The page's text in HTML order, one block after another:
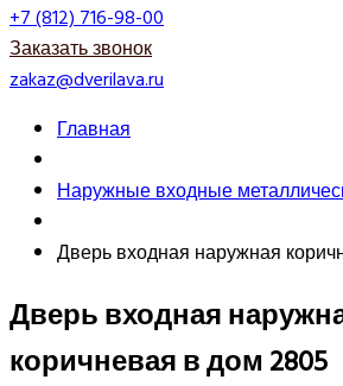
+7 (812) 716-98-00
Заказать звонок
zakaz@dverilava.ru
Главная
Наружные входные
Дверь входная наружная
Дверь входная
коричневая в дом 2805